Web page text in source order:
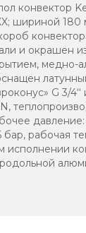
конвектор
шириной
и окрашен
медно-
G 3/
давление:
бар, рабочая
исполнении